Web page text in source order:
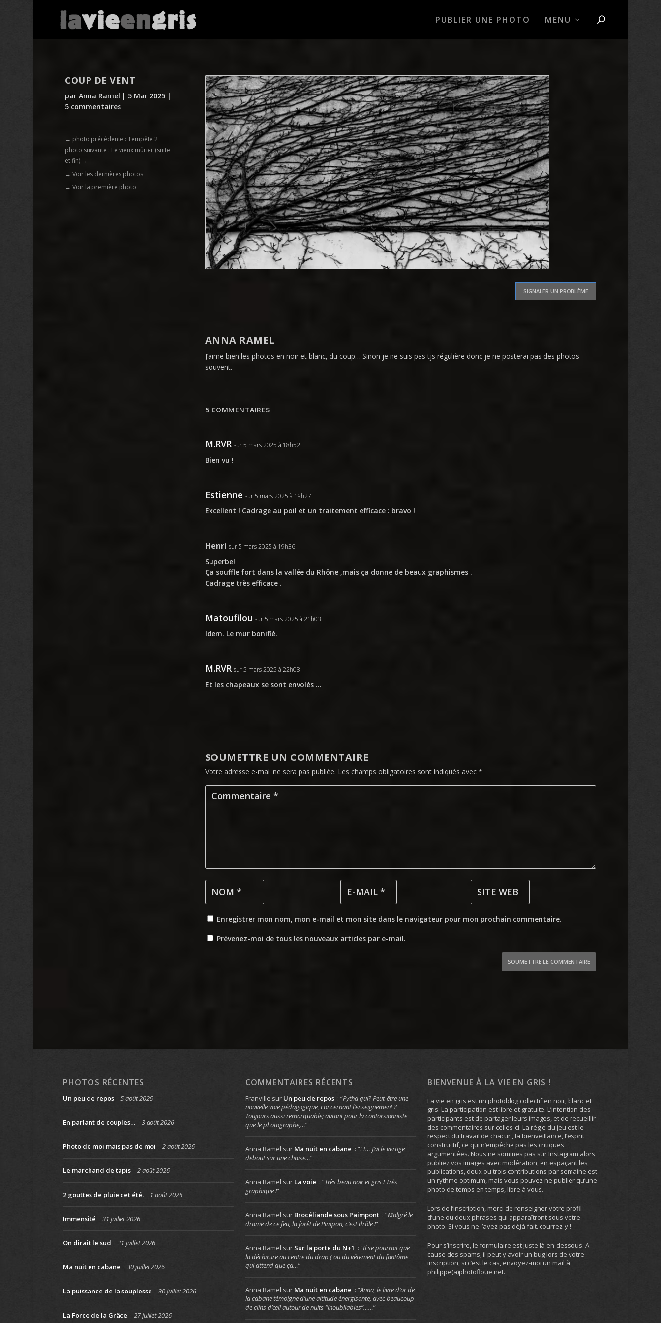
PUBLIER UNE PHOTO MENU
COUP DE VENT
par Anna Ramel | 5 Mar 2025 |
5 commentaires
← photo précédente : Tempête 2
photo suivante : Le vieux mûrier (suite
et fin) →
→ Voir les dernières photos
→ Voir la première photo
SIGNALER UN PROBLÈME
ANNA RAMEL
J’aime bien les photos en noir et blanc, du coup… Sinon je ne suis pas tjs régulière donc je ne posterai pas des photos
souvent.
5 COMMENTAIRES
M.RVR sur 5 mars 2025 à 18h52
Bien vu !
Estienne sur 5 mars 2025 à 19h27
Excellent ! Cadrage au poil et un traitement efficace : bravo !
Henri sur 5 mars 2025 à 19h36
Superbe!
Ça souffle fort dans la vallée du Rhône ,mais ça donne de beaux graphismes .
Cadrage très efficace .
Matoufilou sur 5 mars 2025 à 21h03
Idem. Le mur bonifié.
M.RVR sur 5 mars 2025 à 22h08
Et les chapeaux se sont envolés …
SOUMETTRE UN COMMENTAIRE
Votre adresse e-mail ne sera pas publiée. Les champs obligatoires sont indiqués avec *
Enregistrer mon nom, mon e-mail et mon site dans le navigateur pour mon prochain commentaire.
Prévenez-moi de tous les nouveaux articles par e-mail.
SOUMETTRE LE COMMENTAIRE
PHOTOS RÉCENTES
Un peu de repos 5 août 2026
En parlant de couples… 3 août 2026
Photo de moi mais pas de moi 2 août 2026
Le marchand de tapis 2 août 2026
2 gouttes de pluie cet été. 1 août 2026
Immensité 31 juillet 2026
On dirait le sud 31 juillet 2026
Ma nuit en cabane 30 juillet 2026
La puissance de la souplesse 30 juillet 2026
La Force de la Grâce 27 juillet 2026
COMMENTAIRES RÉCENTS
Franville sur Un peu de repos : “Pytha qui? Peut-être une
nouvelle voie pédagogique, concernant l’enseignement ?
Toujours aussi remarquable; autant pour la contorsionniste
que le photographe,…”
Anna Ramel sur Ma nuit en cabane : “Et… J’ai le vertige
debout sur une chaise…”
Anna Ramel sur La voie : “Très beau noir et gris ! Très
graphique !”
Anna Ramel sur Brocéliande sous Paimpont : “Malgré le
drame de ce feu, la forêt de Pimpon, c’est drôle !”
Anna Ramel sur Sur la porte du N+1 : “Il se pourrait que
la déchirure au centre du drap ( ou du vêtement du fantôme
qui attend que ça…”
Anna Ramel sur Ma nuit en cabane : “Anna, le livre d’or de
la cabane témoigne d’une altitude énergisante, avec beaucoup
de clins d’œil autour de nuits “inoubliables”……”
BIENVENUE À LA VIE EN GRIS !
La vie en gris est un photoblog collectif en noir, blanc et
gris. La participation est libre et gratuite. L’intention des
participants est de partager leurs images, et de recueillir
des commentaires sur celles-ci. La règle du jeu est le
respect du travail de chacun, la bienveillance, l’esprit
constructif, ce qui n’empêche pas les critiques
argumentées. Nous ne sommes pas sur Instagram alors
publiez vos images avec modération, en espaçant les
publications, deux ou trois contributions par semaine est
un rythme optimum, mais vous pouvez ne publier qu’une
photo de temps en temps, libre à vous.
Lors de l’inscription, merci de renseigner votre profil
d’une ou deux phrases qui apparaîtront sous votre
photo. Si vous ne l’avez pas déjà fait, courrez-y !
Pour s’inscrire, le formulaire est juste là en-dessous. A
cause des spams, il peut y avoir un bug lors de votre
inscription, si c’est le cas, envoyez-moi un mail à
philippe(a)photofloue.net.